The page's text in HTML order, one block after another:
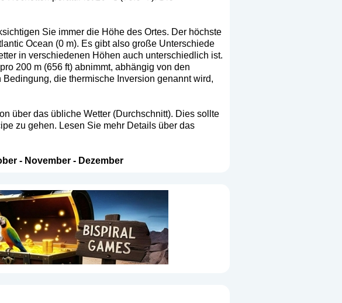
Sie immer die Höhe des Ortes. Der höchste
Ocean (0 m). Es gibt also große Unterschiede
in verschiedenen Höhen auch unterschiedlich ist.
200 m (656 ft) abnimmt, abhängig von den
die thermische Inversion genannt wird,
über das übliche Wetter (Durchschnitt). Dies sollte
zu gehen. Lesen Sie mehr Details über das
- November- Dezember